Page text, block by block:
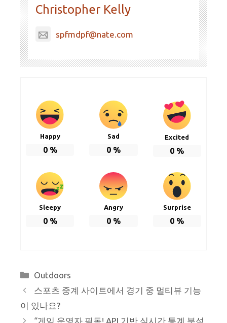
Christopher Kelly
spfmdpf@nate.com
Happy
0%
Sad
0 %
Excited
0 %
Sleepy
0%
Angry
0 %
Surprise
0 %
Categories
Outdoors
스포츠 중계 사이트에서 경기 중 멀티뷰 기능
이 있나요?
“게임 운영자 필독! API 기반 실시간 통계 분석